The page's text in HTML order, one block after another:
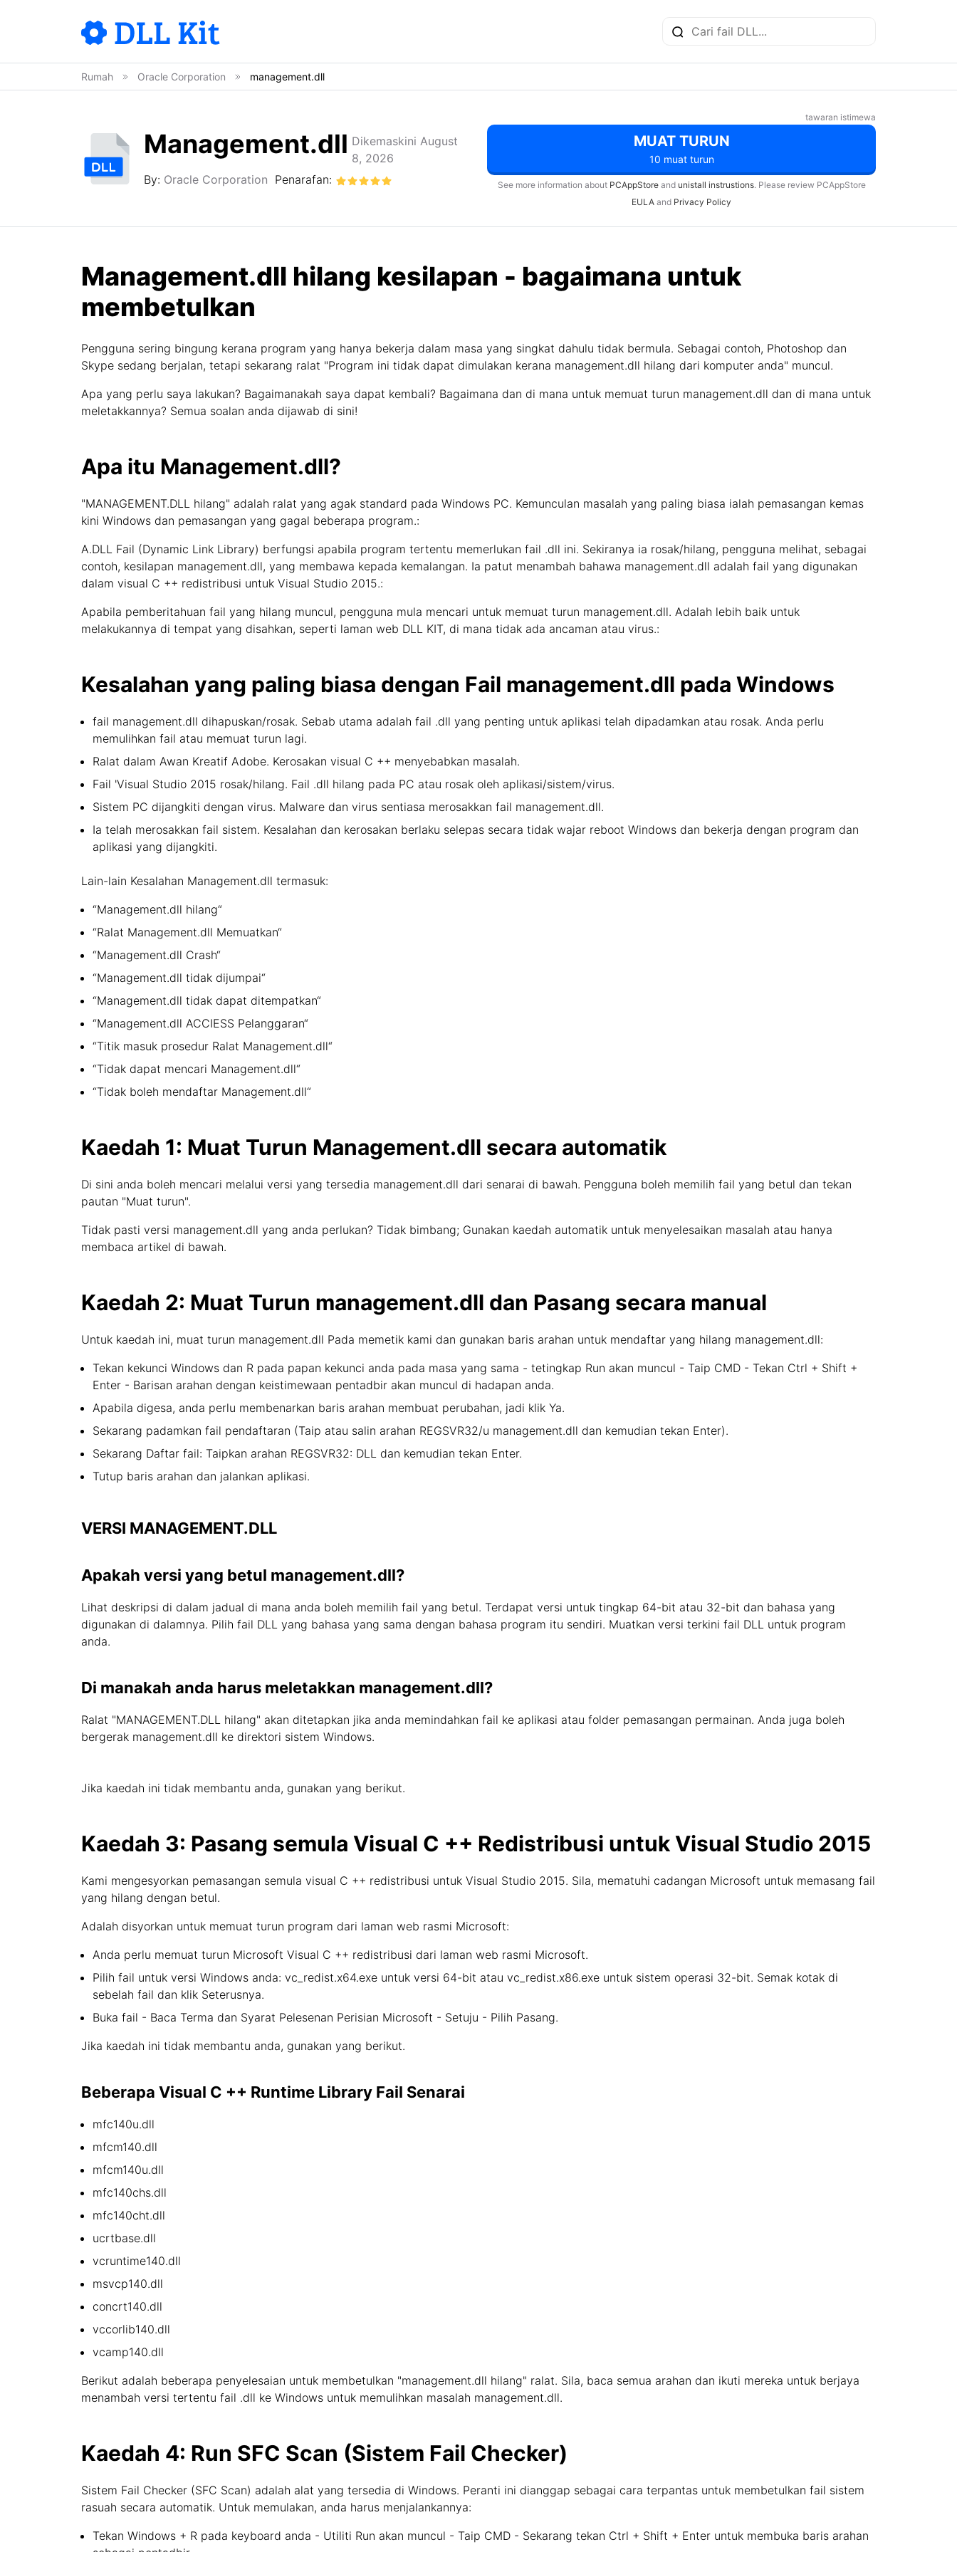
Rumah Oracle Corporation management.dll
Management.dll Dikemaskini August
8, 2026
By: Oracle Corporation Penarafan:
tawaran istimewa
MUAT TURUN
10 muat turun
See more information about PCAppStoreand unistall instrustions. Please review PCAppStore
EULA and Privacy Policy
Management.dll hilang kesilapan - bagaimana untuk
membetulkan
Pengguna sering bingung kerana program yang hanya bekerja dalam masa yang singkat dahulu tidak bermula. Sebagai contoh, Photoshop dan
Skype sedang berjalan, tetapi sekarang ralat "Program ini tidak dapat dimulakan kerana management.dll hilang dari komputer anda" muncul.
Apa yang perlu saya lakukan? Bagaimanakah saya dapat kembali? Bagaimana dan di mana untuk memuat turun management.dll dan di mana untuk
meletakkannya? Semua soalan anda dijawab di sini!
Apa itu Management.dll?
"MANAGEMENT.DLL hilang" adalah ralat yang agak standard pada Windows PC. Kemunculan masalah yang paling biasa ialah pemasangan kemas
kini Windows dan pemasangan yang gagal beberapa program.:
A.DLL Fail (Dynamic Link Library) berfungsi apabila program tertentu memerlukan fail .dll ini. Sekiranya ia rosak/hilang, pengguna melihat, sebagai
contoh, kesilapan management.dll, yang membawa kepada kemalangan. Ia patut menambah bahawa management.dll adalah fail yang digunakan
dalam visual C ++ redistribusi untuk Visual Studio 2015.:
Apabila pemberitahuan fail yang hilang muncul, pengguna mula mencari untuk memuat turun management.dll. Adalah lebih baik untuk
melakukannya di tempat yang disahkan, seperti laman web DLL KIT, di mana tidak ada ancaman atau virus.:
Kesalahan yang paling biasa dengan Fail management.dll pada Windows
fail management.dll dihapuskan/rosak. Sebab utama adalah fail .dll yang penting untuk aplikasi telah dipadamkan atau rosak. Anda perlu
memulihkan fail atau memuat turun lagi.
Ralat dalam Awan Kreatif Adobe. Kerosakan visual C ++ menyebabkan masalah.
Fail 'Visual Studio 2015 rosak/hilang. Fail .dll hilang pada PC atau rosak oleh aplikasi/sistem/virus.
Sistem PC dijangkiti dengan virus. Malware dan virus sentiasa merosakkan fail management.dll.
Ia telah merosakkan fail sistem. Kesalahan dan kerosakan berlaku selepas secara tidak wajar reboot Windows dan bekerja dengan program dan
aplikasi yang dijangkiti.
Lain-lain Kesalahan Management.dll termasuk:
“Management.dll hilang“
“Ralat Management.dll Memuatkan“
“Management.dll Crash“
“Management.dll tidak dijumpai“
“Management.dll tidak dapat ditempatkan“
“Management.dll ACCIESS Pelanggaran“
“Titik masuk prosedur Ralat Management.dll“
“Tidak dapat mencari Management.dll“
“Tidak boleh mendaftar Management.dll“
Kaedah 1: Muat Turun Management.dll secara automatik
Di sini anda boleh mencari melalui versi yang tersedia management.dll dari senarai di bawah. Pengguna boleh memilih fail yang betul dan tekan
pautan "Muat turun".
Tidak pasti versi management.dll yang anda perlukan? Tidak bimbang; Gunakan kaedah automatik untuk menyelesaikan masalah atau hanya
membaca artikel di bawah.
Kaedah 2: Muat Turun management.dll dan Pasang secara manual
Untuk kaedah ini, muat turun management.dll Pada memetik kami dan gunakan baris arahan untuk mendaftar yang hilang management.dll:
Tekan kekunci Windows dan R pada papan kekunci anda pada masa yang sama - tetingkap Run akan muncul - Taip CMD - Tekan Ctrl + Shift +
Enter - Barisan arahan dengan keistimewaan pentadbir akan muncul di hadapan anda.
Apabila digesa, anda perlu membenarkan baris arahan membuat perubahan, jadi klik Ya.
Sekarang padamkan fail pendaftaran (Taip atau salin arahan REGSVR32/u management.dll dan kemudian tekan Enter).
Sekarang Daftar fail: Taipkan arahan REGSVR32: DLL dan kemudian tekan Enter.
Tutup baris arahan dan jalankan aplikasi.
VERSI MANAGEMENT.DLL
Apakah versi yang betul management.dll?
Lihat deskripsi di dalam jadual di mana anda boleh memilih fail yang betul. Terdapat versi untuk tingkap 64-bit atau 32-bit dan bahasa yang
digunakan di dalamnya. Pilih fail DLL yang bahasa yang sama dengan bahasa program itu sendiri. Muatkan versi terkini fail DLL untuk program
anda.
Di manakah anda harus meletakkan management.dll?
Ralat "MANAGEMENT.DLL hilang" akan ditetapkan jika anda memindahkan fail ke aplikasi atau folder pemasangan permainan. Anda juga boleh
bergerak management.dll ke direktori sistem Windows.
Jika kaedah ini tidak membantu anda, gunakan yang berikut.
Kaedah 3: Pasang semula Visual C ++ Redistribusi untuk Visual Studio 2015
Kami mengesyorkan pemasangan semula visual C ++ redistribusi untuk Visual Studio 2015. Sila, mematuhi cadangan Microsoft untuk memasang fail
yang hilang dengan betul.
Adalah disyorkan untuk memuat turun program dari laman web rasmi Microsoft:
Anda perlu memuat turun Microsoft Visual C ++ redistribusi dari laman web rasmi Microsoft.
Pilih fail untuk versi Windows anda: vc_redist.x64.exe untuk versi 64-bit atau vc_redist.x86.exe untuk sistem operasi 32-bit. Semak kotak di
sebelah fail dan klik Seterusnya.
Buka fail - Baca Terma dan Syarat Pelesenan Perisian Microsoft - Setuju - Pilih Pasang.
Jika kaedah ini tidak membantu anda, gunakan yang berikut.
Beberapa Visual C ++ Runtime Library Fail Senarai
mfc140u.dll
mfcm140.dll
mfcm140u.dll
mfc140chs.dll
mfc140cht.dll
ucrtbase.dll
vcruntime140.dll
msvcp140.dll
concrt140.dll
vccorlib140.dll
vcamp140.dll
Berikut adalah beberapa penyelesaian untuk membetulkan "management.dll hilang" ralat. Sila, baca semua arahan dan ikuti mereka untuk berjaya
menambah versi tertentu fail .dll ke Windows untuk memulihkan masalah management.dll.
Kaedah 4: Run SFC Scan (Sistem Fail Checker)
Sistem Fail Checker (SFC Scan) adalah alat yang tersedia di Windows. Peranti ini dianggap sebagai cara terpantas untuk membetulkan fail sistem
rasuah secara automatik. Untuk memulakan, anda harus menjalankannya:
Tekan Windows + R pada keyboard anda - Utiliti Run akan muncul - Taip CMD - Sekarang tekan Ctrl + Shift + Enter untuk membuka baris arahan